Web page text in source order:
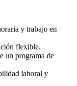
y trabajo en
flexible.
un programa de
laboral y